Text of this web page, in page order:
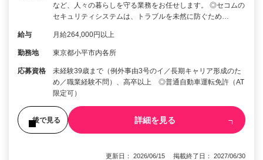
など、人々の暮らしを守る業務をお任せします。 ◎セコムの
セキュリティシステムは、トラブルを未然に防ぐため…
給与 月給264,000円以上
勤務地 東京都小平市内各所
応募資格
未経験39歳まで（例外事由3号のイ／長期キャリア形成のた
め／職業経験不問）、高卒以上 ◎普通自動車運転免許（AT
限定可）
後で見る 詳細を見る
更新日： 2026/06/15 掲載終了日： 2027/06/30